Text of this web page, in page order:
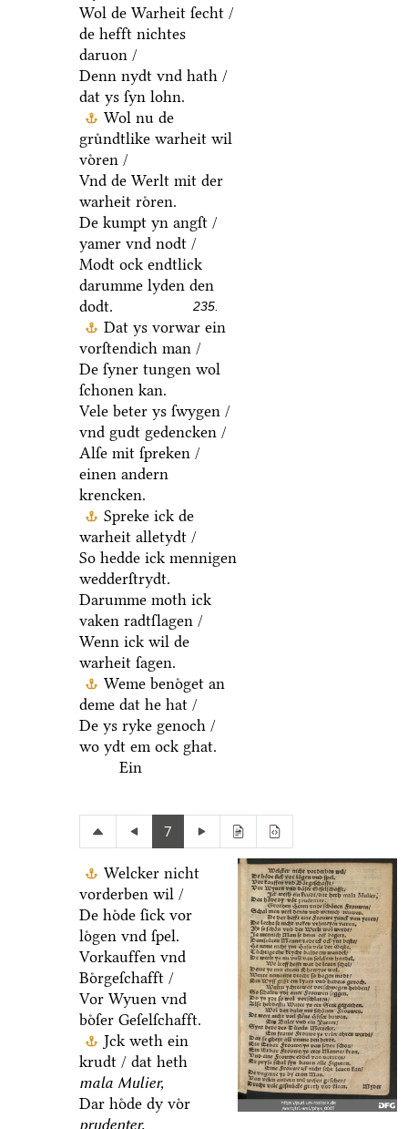
Wol de Warheit ſecht /
de hefft nichtes
daruon /
Denn nydt vnd hath /
dat ys ſyn lohn.
Wol nu de
gruͤndtlike warheit wil
voͤren /
Vnd de Werlt mit der
warheit roͤren.
De kumpt yn angſt /
yamer vnd nodt /
Modt ock endtlick
darumme lyden den
dodt.
235.
Dat ys vorwar ein
vorſtendich man /
De ſyner tungen wol
ſchonen kan.
Vele beter ys ſwygen /
vnd gudt gedencken /
Alſe mit ſpreken /
einen andern
krencken.
Spreke ick de
warheit alletydt /
So hedde ick mennigen
wedderſtrydt.
Darumme moth ick
vaken radtſlagen /
Wenn ick wil de
warheit ſagen.
Weme benoͤget an
deme dat he hat /
De ys ryke genoch /
wo ydt em ock ghat.
Ein
7
Welcker nicht
vorderben wil /
De hoͤde ſick vor
loͤgen vnd ſpel.
Vorkauffen vnd
Boͤrgeſchafft /
Vor Wyuen vnd
boͤſer Geſelſchafft.
Jck weth ein
krudt / dat heth
mala Mulier,
Dar hoͤde dy voͤr
prudenter.